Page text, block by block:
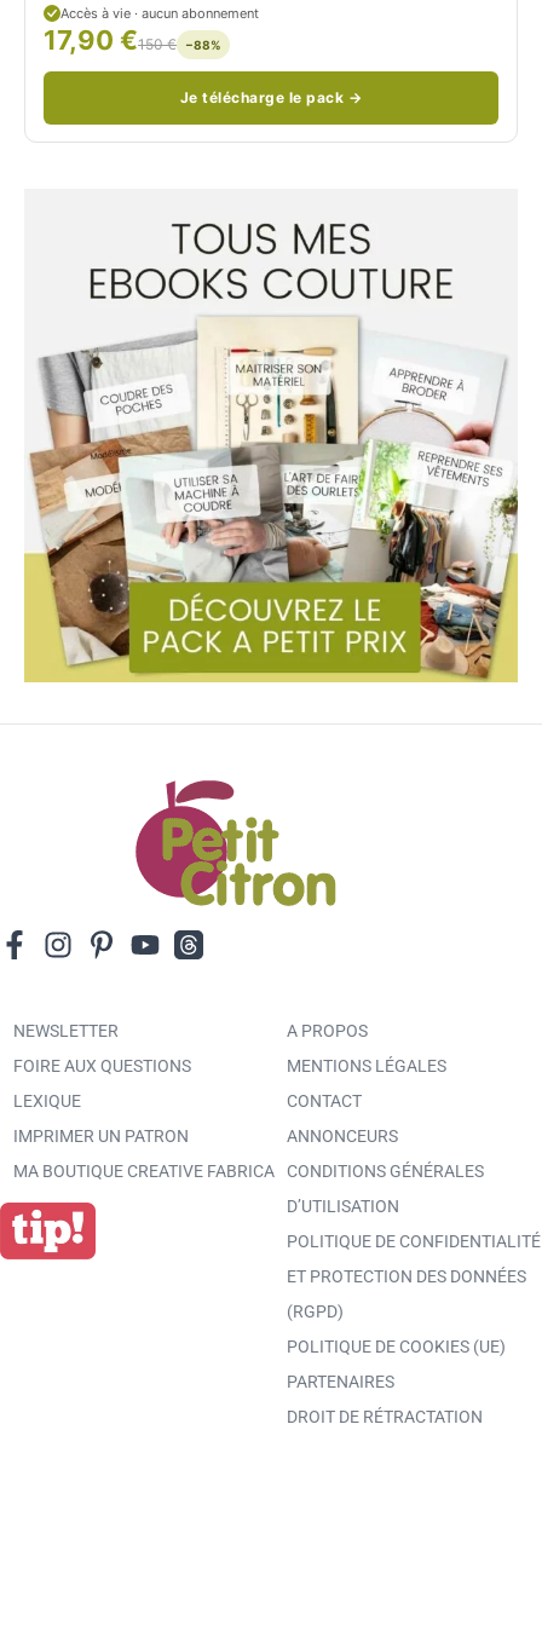
/
Accès à vie · aucun abonnement
17,90 €150 € −88%
Je télécharge le pack →
NEWSLETTER
FOIRE AUX QUESTIONS
LEXIQUE
IMPRIMER UN PATRON
MA BOUTIQUE CREATIVE FABRICA
A PROPOS
MENTIONS LÉGALES
CONTACT
ANNONCEURS
CONDITIONS GÉNÉRALES
D’UTILISATION
POLITIQUE DE CONFIDENTIALITÉ
ET PROTECTION DES DONNÉES
(RGPD)
POLITIQUE DE COOKIES (UE)
PARTENAIRES
DROIT DE RÉTRACTATION